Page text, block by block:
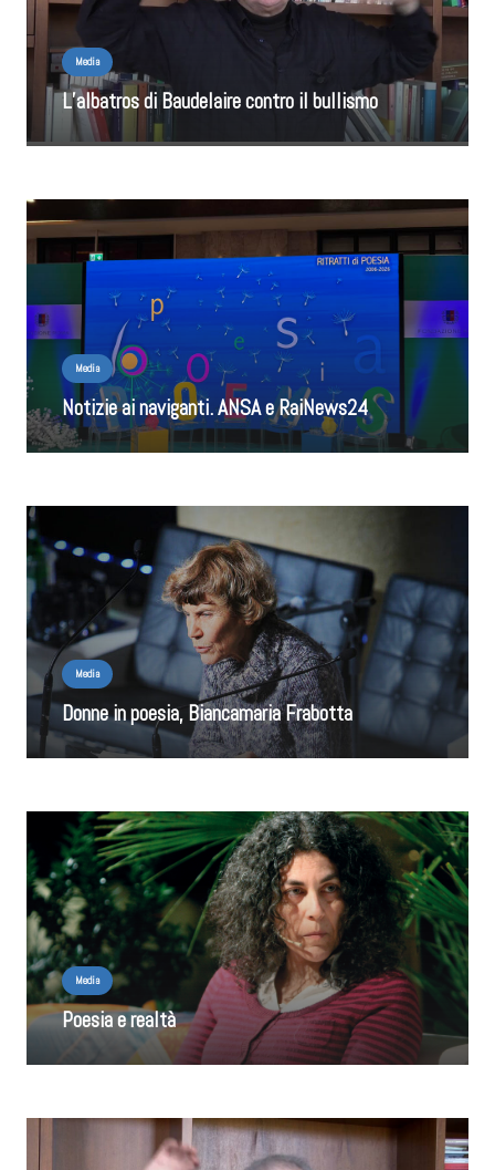
Media
L’albatros di Baudelaire contro il bullismo
Media
Notizie ai naviganti. ANSA e RaiNews24
Media
Donne in poesia, Biancamaria Frabotta
Media
Poesia e realtà